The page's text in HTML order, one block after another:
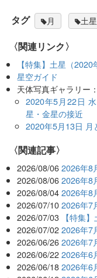
タグ 月 土星
〈関連リンク〉
【特集】土星（2020
星空ガイド
天体写真ギャラリー：
2020年5月22日
星・金星の接近
2020年5月13日 月
関連記事
2026/08/06 2026年8
2026/08/06 2026年8
2026/08/04 2026年8
2026/07/10 2026年7
2026/07/03 【特集
2026/07/02 2026年7
2026/06/26 2026年7
2026/06/22 2026年6
2026/06/18 2026年6